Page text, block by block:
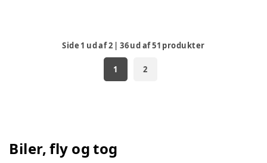
Side 1 ud af2 |36ud af51 produkter
1 2
Biler, fly og tog